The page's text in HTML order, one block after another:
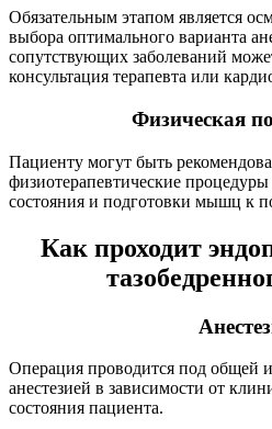
Обязательным этапом является
выбора оптимального варианта
сопутствующих заболеваний
консультация терапевта или
Физическая
Пациенту могут быть
физиотерапевтические
состояния и подготовки мышц к
Как проходит
Операция проводится под общей
анестезией в зависимости от
состояния пациента.